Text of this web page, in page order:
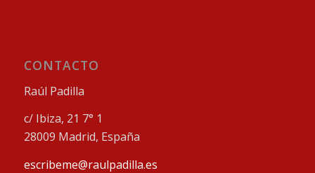
CONTACTO
Raúl Padilla
c/ Ibiza, 21 7° 1
28009 Madrid, España
escribeme@raulpadilla.es